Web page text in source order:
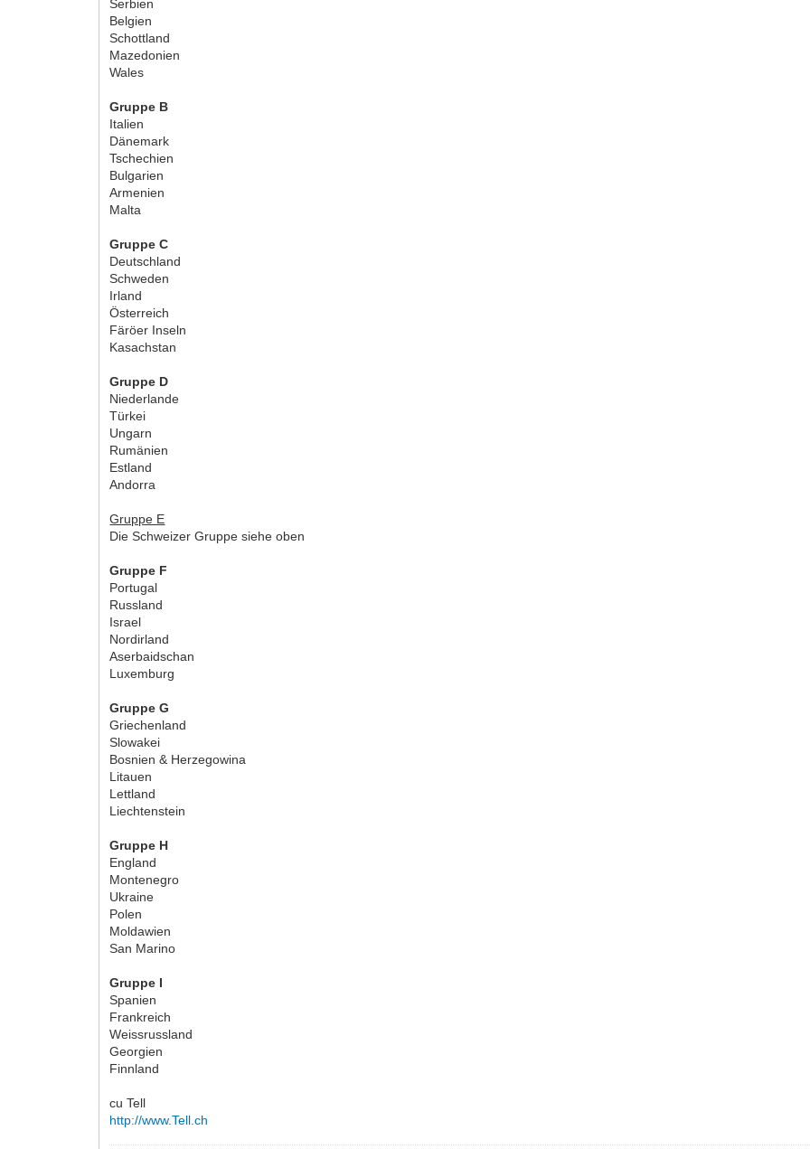
Serbien
Belgien
Schottland
Mazedonien
Wales
Gruppe B
Italien
Dänemark
Tschechien
Bulgarien
Armenien
Malta
Gruppe C
Deutschland
Schweden
Irland
Österreich
Färöer Inseln
Kasachstan
Gruppe D
Niederlande
Türkei
Ungarn
Rumänien
Estland
Andorra
Gruppe E
Die Schweizer Gruppe siehe oben
Gruppe F
Portugal
Russland
Israel
Nordirland
Aserbaidschan
Luxemburg
Gruppe G
Griechenland
Slowakei
Bosnien & Herzegowina
Litauen
Lettland
Liechtenstein
Gruppe H
England
Montenegro
Ukraine
Polen
Moldawien
San Marino
Gruppe I
Spanien
Frankreich
Weissrussland
Georgien
Finnland
cu Tell
http://www.Tell.ch